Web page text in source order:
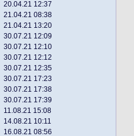
20.04.21 12:37
21.04.21 08:38
21.04.21 13:20
30.07.21 12:09
30.07.21 12:10
30.07.21 12:12
30.07.21 12:35
30.07.21 17:23
30.07.21 17:38
30.07.21 17:39
11.08.21 15:08
14.08.21 10:11
16.08.21 08:56